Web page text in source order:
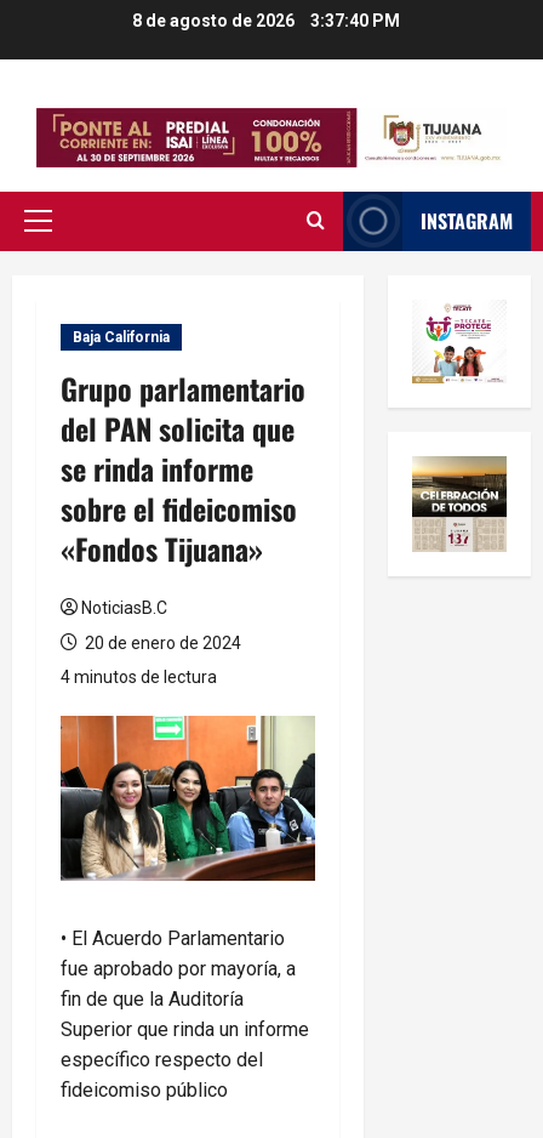
8 de agosto de 2026 3:37:41 PM
Menú
INSTAGRAM
Baja California
Grupo parlamentario
del PAN solicita que
se rinda informe
sobre el fideicomiso
«Fondos Tijuana»
NoticiasB.C
20 de enero de 2024
4 minutos de lectura
• El Acuerdo Parlamentario
fue aprobado por mayoría, a
fin de que la Auditoría
Superior que rinda un informe
específico respecto del
fideicomiso público